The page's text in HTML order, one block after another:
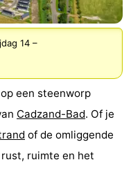
14 –
een steenworp
Cadzand-Bad. Of je
of de omliggende
ruimte en het